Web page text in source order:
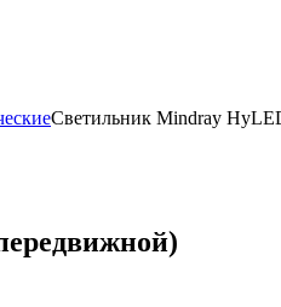
Светильник Mindray